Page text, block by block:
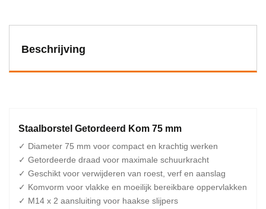
Beschrijving
Staalborstel Getordeerd Kom 75 mm
✓ Diameter 75 mm voor compact en krachtig werken
✓ Getordeerde draad voor maximale schuurkracht
✓ Geschikt voor verwijderen van roest, verf en aanslag
✓ Komvorm voor vlakke en moeilijk bereikbare oppervlakken
✓ M14 x 2 aansluiting voor haakse slijpers